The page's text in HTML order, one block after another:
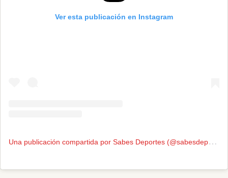
Ver esta publicación en Instagram
U
na publicación compartida por Sabes Deportes (@sabesdeportes)